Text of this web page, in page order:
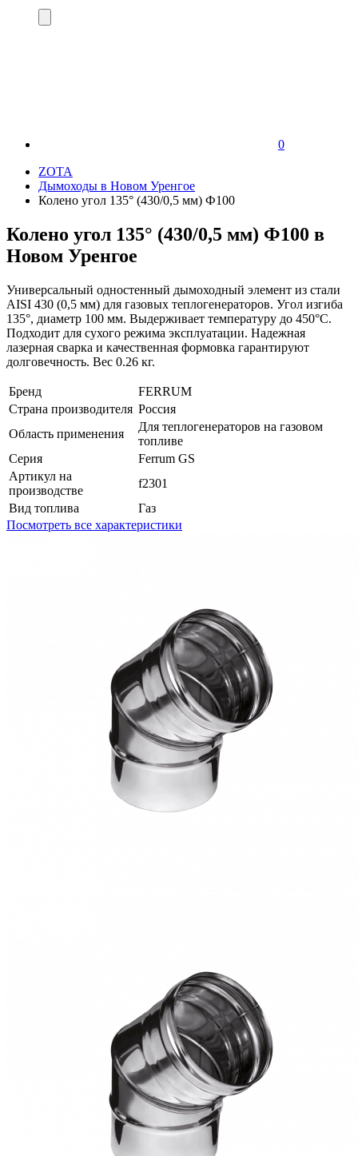
0
ZOTA
Дымоходы в Новом Уренгое
Колено угол 135° (430/0,5 мм) Ф100
Колено угол 135° (430/0,5 мм) Ф100 в
Новом Уренгое
Универсальный одностенный дымоходный элемент из стали
AISI 430 (0,5 мм) для газовых теплогенераторов. Угол изгиба
135°, диаметр 100 мм. Выдерживает температуру до 450°С.
Подходит для сухого режима эксплуатации. Надежная
лазерная сварка и качественная формовка гарантируют
долговечность. Вес 0.26 кг.
Бренд
FERRUM
Страна производителя Россия
Область применения
Для теплогенераторов на газовом
топливе
Серия
Ferrum GS
Артикул на
производстве
f2301
Вид топлива
Газ
Посмотреть все характеристики